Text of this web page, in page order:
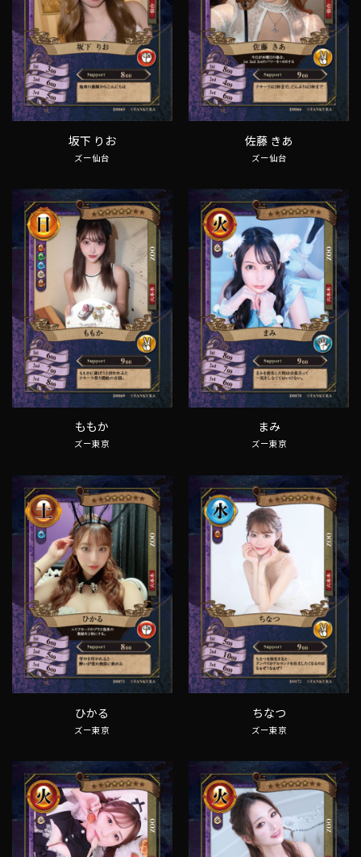
坂下 りお
ズー仙台
佐藤 きあ
ズー仙台
ももか
ズー東京
まみ
ズー東京
ひかる
ズー東京
ちなつ
ズー東京